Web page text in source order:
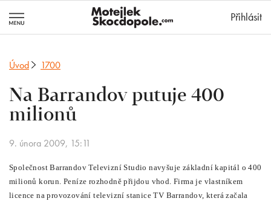
Přihlásit
Úvod 1700
Na Barrandov putuje 400
milionů
9. února 2009, 15:11
Společnost Barrandov Televizní Studio navyšuje základní kapitál o 400
milionů korun. Peníze rozhodně přijdou vhod. Firma je vlastníkem
licence na provozování televizní stanice TV Barrandov, která začala